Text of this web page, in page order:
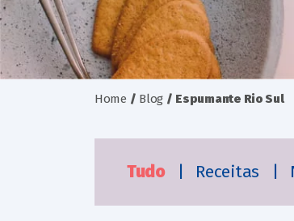
Home / Blog / Espumante Rio Sul
Tudo | Receitas |